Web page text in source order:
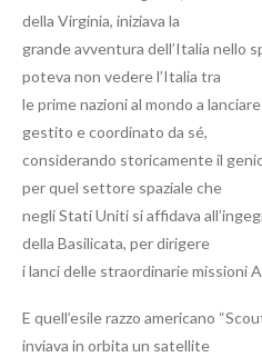
della Virginia, iniziava la
grande avventura dell’Italia nello
poteva non vedere l’Italia tra
le prime nazioni al mondo a
gestito e coordinato da sé,
considerando storicamente il
per quel settore spaziale che
negli Stati Uniti si affidava
della Basilicata, per dirigere
i lanci delle straordinarie missioni
E quell’esile razzo americano
inviava in orbita un satellite